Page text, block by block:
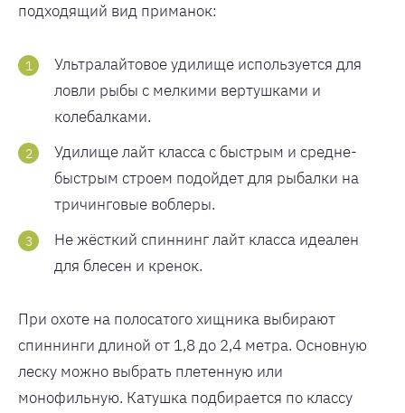
подходящий вид приманок:
Ультралайтовое удилище используется для
ловли рыбы с мелкими вертушками и
колебалками.
Удилище лайт класса с быстрым и средне-
быстрым строем подойдет для рыбалки на
тричинговые воблеры.
Не жёсткий спиннинг лайт класса идеален
для блесен и кренок.
При охоте на полосатого хищника выбирают
спиннинги длиной от 1,8 до 2,4 метра. Основную
леску можно выбрать плетенную или
монофильную. Катушка подбирается по классу